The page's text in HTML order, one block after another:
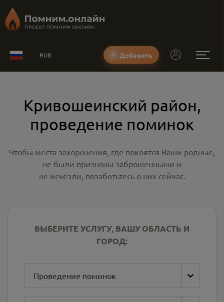
RUB Добавить
Кривошеинский район,
проведение поминок
Чтобы места захоронения, где покоятся Ваши родные,
не были признаны заброшенными и
не исчезли, позаботьтесь о них сейчас.
ВЫБЕРИТЕ УСЛУГУ, ВАШУ ОБЛАСТЬ И
ГОРОД:
Проведение поминок